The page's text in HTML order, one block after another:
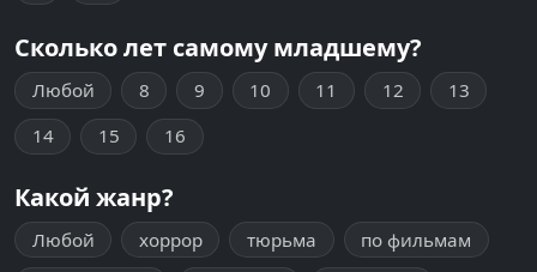
Сколько лет самому младшему?
Любой 8 9 10 11 12
13
14
15 16
Какой жанр?
Любой хоррор тюрьма
по фильмам